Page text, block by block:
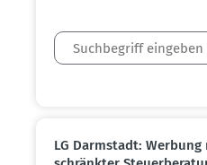
LG Darmstadt: